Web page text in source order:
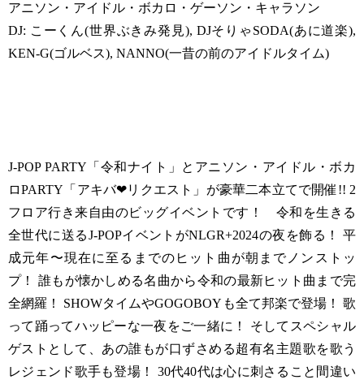
アニソン・アイドル・ボカロ・ゲーソン・キャラソン
DJ: こーくん(世界ぶきみ発見), DJそりゃSODA(あに道楽),
KEN-G(ゴルベス), NANNO(一昔の前のアイドルタイム)
J-POP PARTY「令和ナイト」とアニソン・アイドル・ボカ
ロPARTY「アキバ❤︎リクエスト」が豪華二本立てで開催!! 2
フロア行き来自由のビッグイベントです！ 令和を生きる
全世代に送るJ-POPイベントがNLGR+2024の夜を飾る！ 平
成元年〜現在に至るまでのヒット曲が朝までノンストッ
プ！ 誰もが懐かしめる名曲から令和の最新ヒット曲まで完
全網羅！ SHOWタイムやGOGOBOYも全て邦楽で登場！ 歌
って踊ってハッピーな一夜をご一緒に！ そしてスペシャル
ゲストとして、あの誰もが口ずさめる超有名主題歌を歌う
レジェンド歌手も登場！ 30代40代は心に刺さること間違い